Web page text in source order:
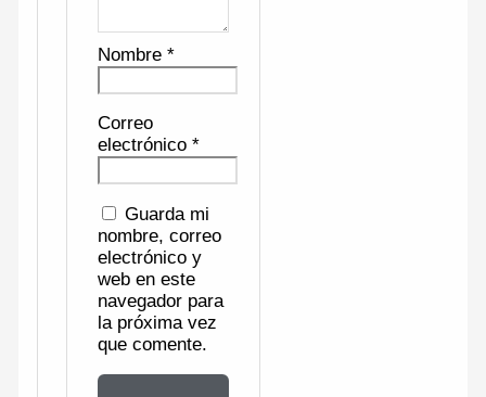
Nombre*
Correo
electrónico*
Guarda mi
nombre, correo
electrónico y
web en este
navegador para
la próxima vez
que comente.